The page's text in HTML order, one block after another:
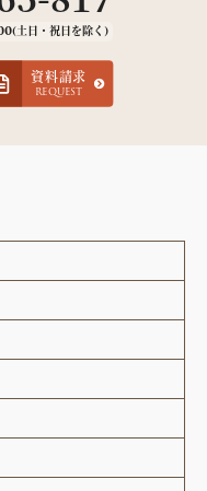
土日・祝日を除く)
資料請求
REQUEST